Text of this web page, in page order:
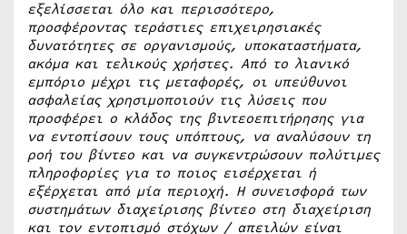
εξελίσσεται όλο και περισσότερο,
προσφέροντας τεράστιες επιχειρησιακές
δυνατότητες σε οργανισμούς, υποκαταστήματα,
ακόμα και τελικούς χρήστες. Από το λιανικό
εμπόριο μέχρι τις μεταφορές, οι υπεύθυνοι
ασφαλείας χρησιμοποιούν τις λύσεις που
προσφέρει ο κλάδος της βιντεοεπιτήρησης για
να εντοπίσουν τους υπόπτους, να αναλύσουν τη
ροή του βίντεο και να συγκεντρώσουν πολύτιμες
πληροφορίες για το ποιος εισέρχεται ή
εξέρχεται από μία περιοχή. Η συνεισφορά των
συστημάτων διαχείρισης βίντεο στη διαχείριση
και τον εντοπισμό στόχων / απειλών είναι